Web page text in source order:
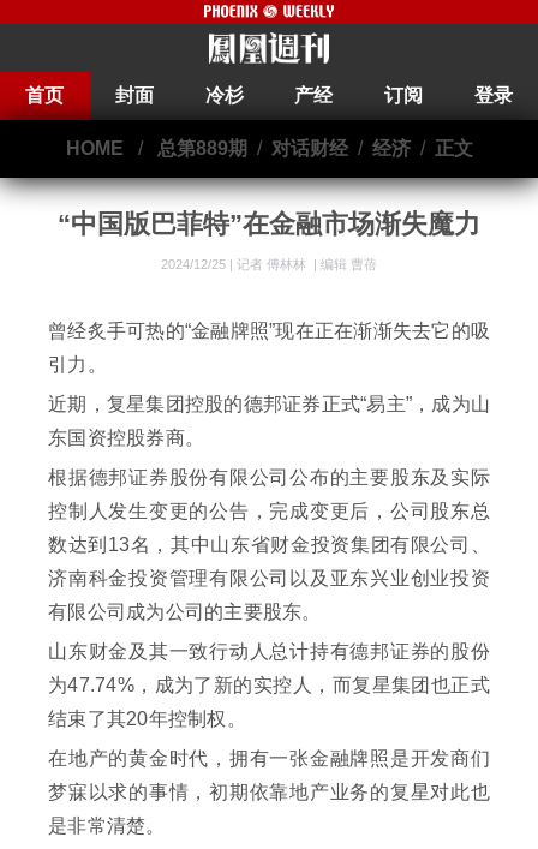
首页 封面 冷杉 产经 订阅 登录
HOME / 总第889期 / 对话财经/ 经济/ 正文
“中国版巴菲特”在金融市场渐失魔力
2024/12/25 | 记者 傅林林 编辑 曹蓓
曾经炙手可热的“金融牌照”现在正在渐渐失去它的吸
引力。
近期，复星集团控股的德邦证券正式“易主”，成为山
东国资控股券商。
根据德邦证券股份有限公司公布的主要股东及实际
控制人发生变更的公告，完成变更后，公司股东总
数达到13名，其中山东省财金投资集团有限公司、
济南科金投资管理有限公司以及亚东兴业创业投资
有限公司成为公司的主要股东。
山东财金及其一致行动人总计持有德邦证券的股份
为47.74%，成为了新的实控人，而复星集团也正式
结束了其20年控制权。
在地产的黄金时代，拥有一张金融牌照是开发商们
梦寐以求的事情，初期依靠地产业务的复星对此也
是非常清楚。